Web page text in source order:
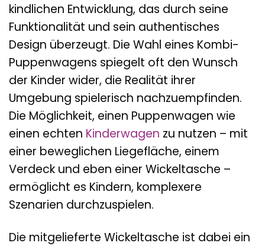
kindlichen Entwicklung, das durch seine
Funktionalität und sein authentisches
Design überzeugt. Die Wahl eines Kombi-
Puppenwagens spiegelt oft den Wunsch
der Kinder wider, die Realität ihrer
Umgebung spielerisch nachzuempfinden.
Die Möglichkeit, einen Puppenwagen wie
einen echten Kinderwagen zu nutzen – mit
einer beweglichen Liegefläche, einem
Verdeck und eben einer Wickeltasche –
ermöglicht es Kindern, komplexere
Szenarien durchzuspielen.
Die mitgelieferte Wickeltasche ist dabei ein